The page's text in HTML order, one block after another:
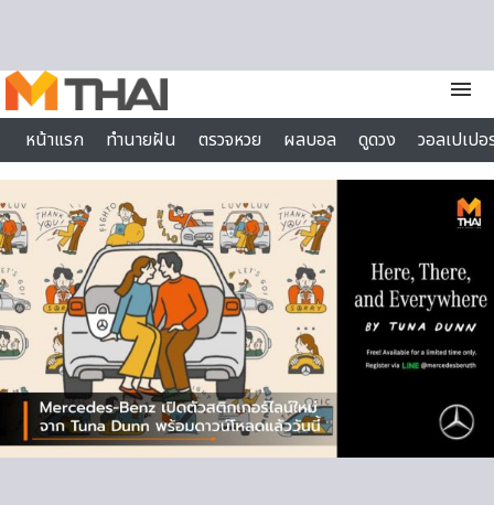
menu
หน้าแรก
ทำนายฝัน ตรวจหวย ผลบอล ดูดวง
วอลเปเป
ไลฟ์สไตล์